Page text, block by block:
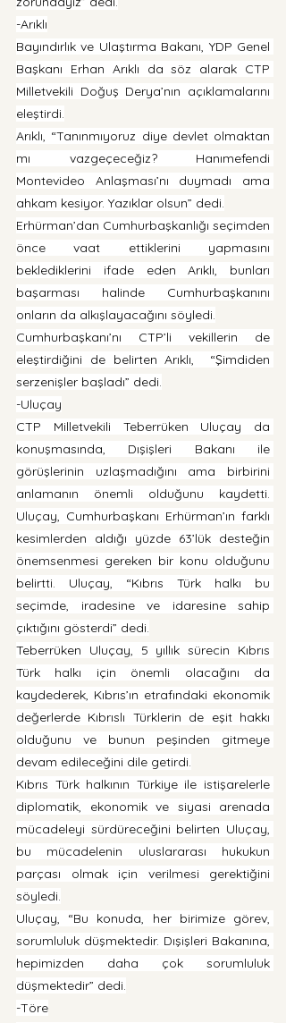
-Arıklı
Bayındırlık ve Ulaştırma Bakanı, YDP Genel
Başkanı Erhan Arıklı da söz alarak CTP
Milletvekili Doğuş Derya’nın açıklamalarını
eleştirdi.
Arıklı, “Tanınmıyoruz diye devlet olmaktan
mı vazgeçeceğiz? Hanımefendi
Montevideo Anlaşması’nı duymadı ama
ahkam kesiyor. Yazıklar olsun” dedi.
Erhürman’dan Cumhurbaşkanlığı seçimden
önce vaat ettiklerini yapmasını
beklediklerini ifade eden Arıklı, bunları
başarması halinde Cumhurbaşkanını
onların da alkışlayacağını söyledi.
Cumhurbaşkanı’nı CTP’li vekillerin de
eleştirdiğini de belirten Arıklı,  “Şimdiden
serzenişler başladı” dedi.
-Uluçay
CTP Milletvekili Teberrüken Uluçay da
konuşmasında, Dışişleri Bakanı ile
görüşlerinin uzlaşmadığını ama birbirini
anlamanın önemli olduğunu kaydetti.
Uluçay, Cumhurbaşkanı Erhürman’ın farklı
kesimlerden aldığı yüzde 63’lük desteğin
önemsenmesi gereken bir konu olduğunu
belirtti. Uluçay, “Kıbrıs Türk halkı bu
seçimde, iradesine ve idaresine sahip
çıktığını gösterdi” dedi.
Teberrüken Uluçay, 5 yıllık sürecin Kıbrıs
Türk halkı için önemli olacağını da
kaydederek, Kıbrıs’ın etrafındaki ekonomik
değerlerde Kıbrıslı Türklerin de eşit hakkı
olduğunu ve bunun peşinden gitmeye
devam edileceğini dile getirdi.
Kıbrıs Türk halkının Türkiye ile istişarelerle
diplomatik, ekonomik ve siyasi arenada
mücadeleyi sürdüreceğini belirten Uluçay,
bu mücadelenin uluslararası hukukun
parçası olmak için verilmesi gerektiğini
söyledi.
Uluçay, “Bu konuda, her birimize görev,
sorumluluk düşmektedir. Dışişleri Bakanına,
hepimizden daha çok sorumluluk
düşmektedir” dedi.
-Töre